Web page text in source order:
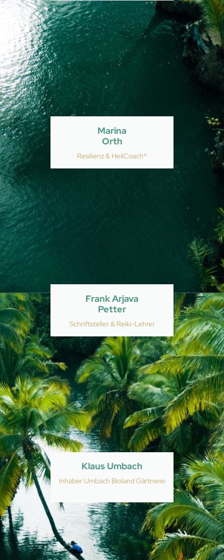
Marina
Orth
Resilienz & HeilCoach®
Frank Arjava
Petter
Schriftsteller & Reiki-Lehrer
Klaus Umbach
Inhaber Umbach Bioland Gärtnerei